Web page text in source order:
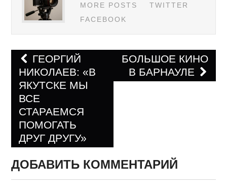
MORE POSTS
TWITTER
FACEBOOK
Навигация по записям
ГЕОРГИЙ
НИКОЛАЕВ: «В
ЯКУТСКЕ МЫ
ВСЕ
СТАРАЕМСЯ
ПОМОГАТЬ
ДРУГ ДРУГУ»
БОЛЬШОЕ КИНО
В БАРНАУЛЕ
ДОБАВИТЬ КОММЕНТАРИЙ